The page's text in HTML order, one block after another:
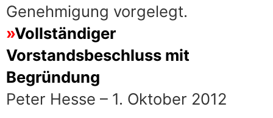
Genehmigung vorgelegt.
Vollständiger
Vorstandsbeschluss mit
Begründung
Peter Hesse – 1. Oktober 2012